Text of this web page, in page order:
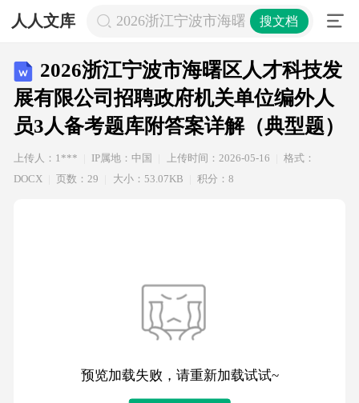
人人文库 2026浙江宁波市海曙区人才科技发展
搜文档
2026浙江宁波市海曙区人才科技发
展有限公司招聘政府机关单位编外人
员3人备考题库附答案详解（典型题）
上传人：1*** IP属地：中国 上传时间：2026-05-16
格式：
DOCX
页数：29 大小：53.07KB 积分：8
预览加载失败，请重新加载试试~